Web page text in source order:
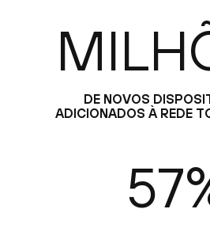
DE NOVOS
ADICIONADOS À REDE